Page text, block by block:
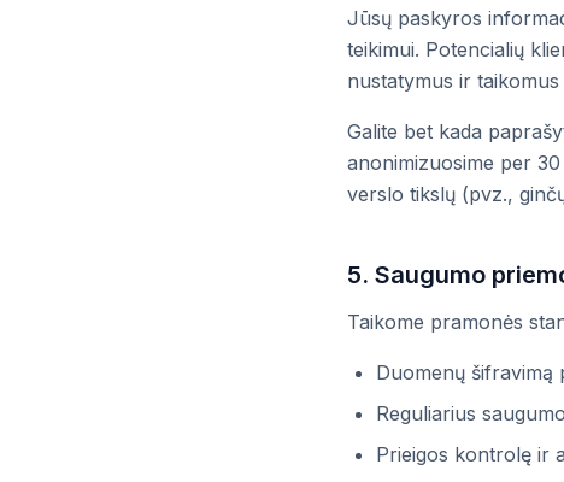
Jūsų paskyros
teikimui. Potencialių
nustatymus ir
Galite bet kada
anonimizuosime per
verslo tikslų (pvz.,
5. Saugumo
Taikome pramonės
Duomenų šifravimą
Reguliarius
Prieigos kontrolę ir